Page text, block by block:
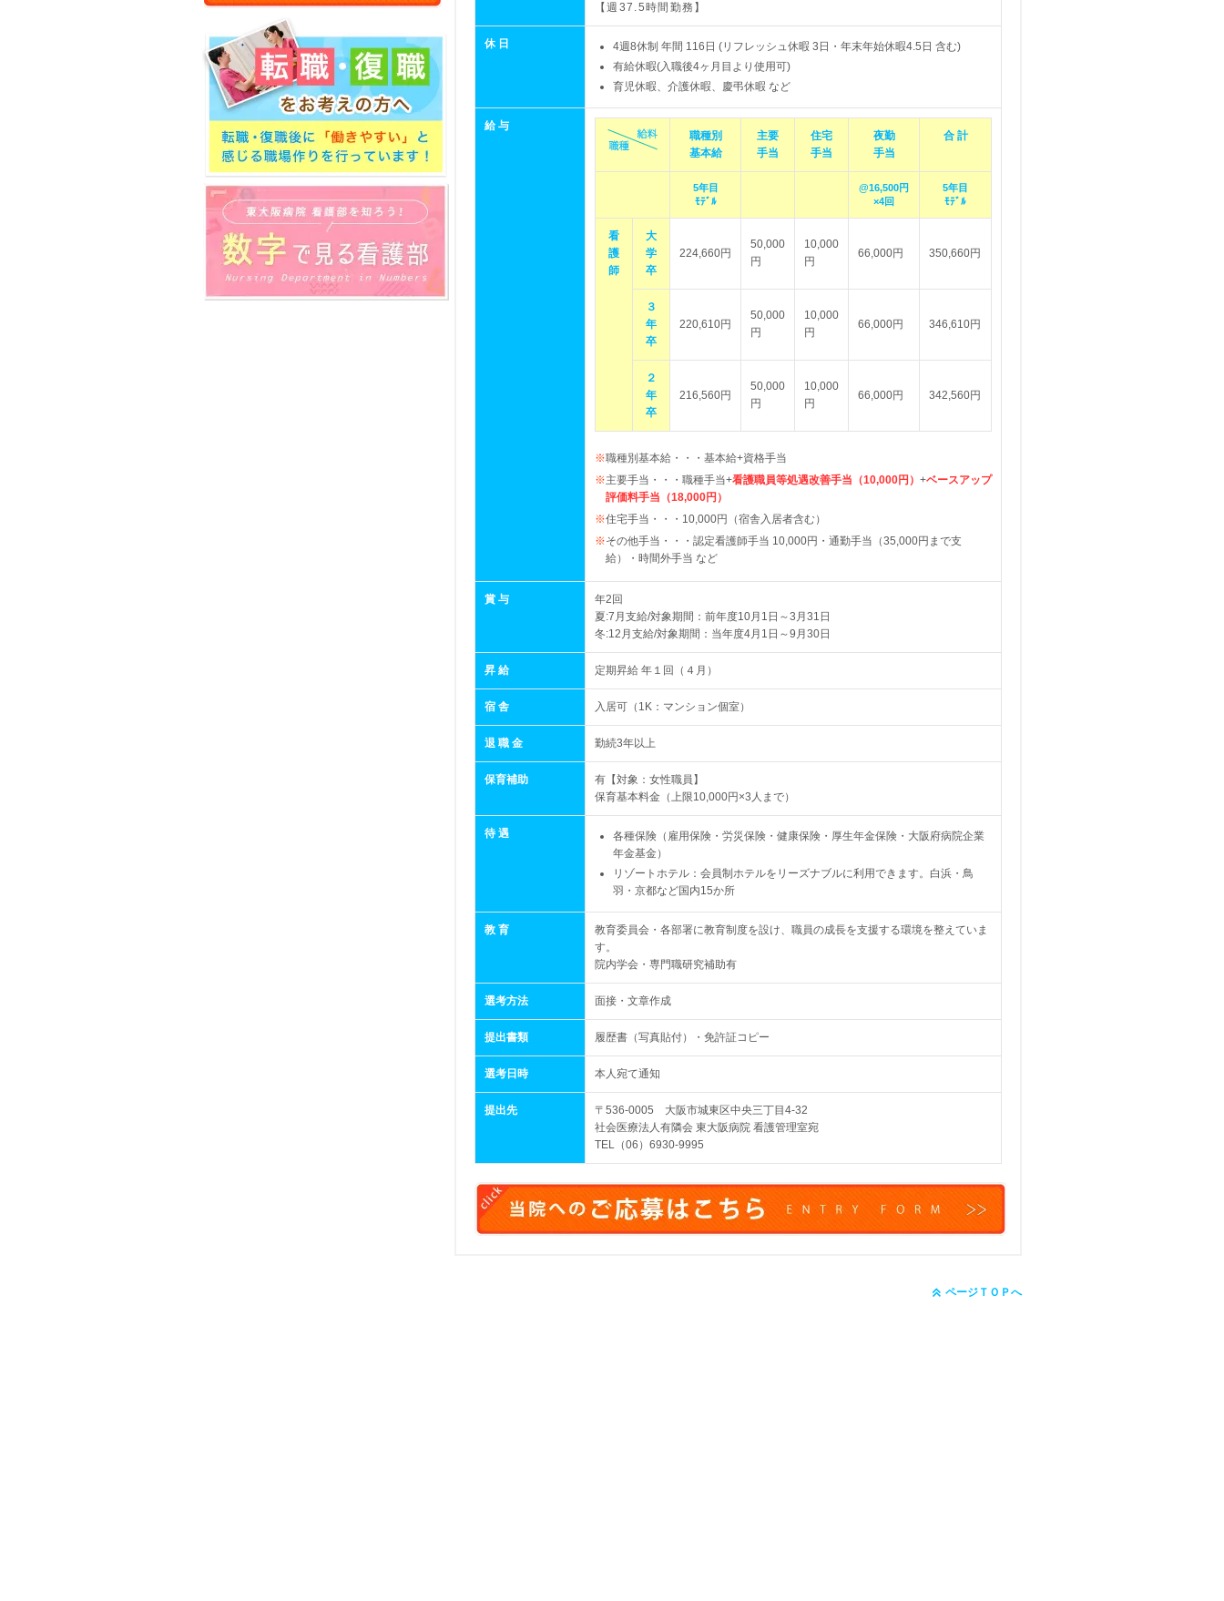
【週37.5時間勤務】
休 日
4週8休制 年間 116日 (リフレッシュ休暇 3日・年末年始休暇4.5日 含む)
有給休暇(入職後4ヶ月目より使用可)
育児休暇、介護休暇、慶弔休暇 など
給 与
職種別
基本給
主要
手当
住宅
手当
夜勤
手当
合 計
5年目
ﾓﾃﾞﾙ
@16,500円
×4回
5年目
ﾓﾃﾞﾙ
看
護
師
大
学
卒
224,660円
50,000
円
10,000
円
66,000円 350,660円
３
年
卒
220,610円
50,000
円
10,000
円
66,000円 346,610円
２
年
卒
216,560円
50,000
円
10,000
円
66,000円 342,560円
職種別基本給・・・基本給+資格手当
主要手当・・・職種手当+看護職員等処遇改善手当（10,000円） +ベースアップ
評価料手当（18,000円）
住宅手当・・・10,000円（宿舎入居者含む）
その他手当・・・認定看護師手当 10,000円・通勤手当（35,000円まで支
給）・時間外手当 など
賞 与
年2回
夏:7月支給/対象期間：前年度10月1日～3月31日
冬:12月支給/対象期間：当年度4月1日～9月30日
昇 給 定期昇給 年１回（４月）
宿 舎 入居可（1K：マンション個室）
退 職 金 勤続3年以上
保育補助
有【対象：女性職員】
保育基本料金（上限10,000円×3人まで）
待 遇
各種保険（雇用保険・労災保険・健康保険・厚生年金保険・大阪府病院企業
年金基金）
リゾートホテル：会員制ホテルをリーズナブルに利用できます。白浜・鳥
羽・京都など国内15か所
教 育
教育委員会・各部署に教育制度を設け、職員の成長を支援する環境を整えていま
す。
院内学会・専門職研究補助有
選考方法 面接・文章作成
提出書類 履歴書（写真貼付）・免許証コピー
選考日時 本人宛て通知
提出先
〒536-0005 大阪市城東区中央三丁目4-32
社会医療法人有隣会 東大阪病院 看護管理室宛
TEL（06）6930-9995
ページＴＯＰへ